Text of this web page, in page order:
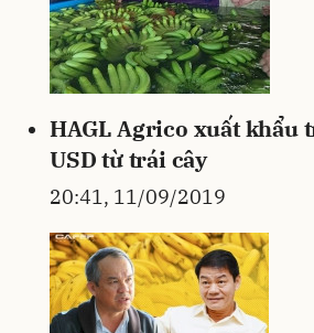
HAGL Agrico xuất khẩu
USD từ trái cây
20:41, 11/09/2019